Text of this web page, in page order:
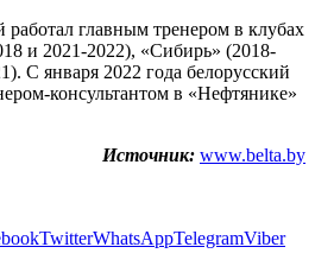
главным тренером в клубах
и 2021-2022), «Сибирь» (2018-
С января 2022 года белорусский
консультантом в «Нефтянике»
Источник: www.belta.by
TwitterWhatsAppTelegramViber